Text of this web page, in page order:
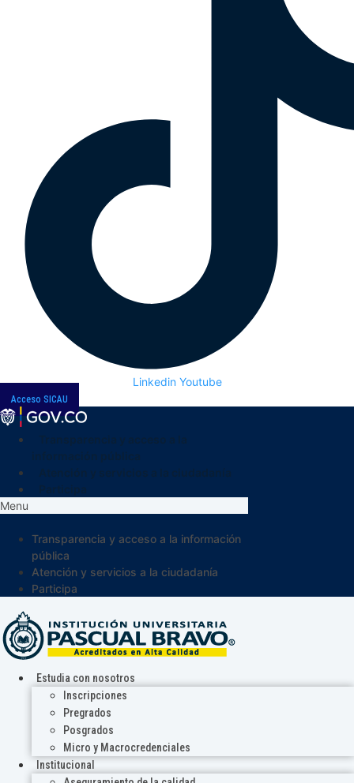
Linkedin Youtube
Acceso SICAU
Menu
Transparencia y acceso a la información
pública
Atención y servicios a la ciudadanía
Participa
Estudia con nosotros
Inscripciones
Pregrados
Posgrados
Micro y Macrocredenciales
Institucional